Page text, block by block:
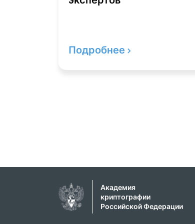
Подробнее
Академия
криптографии
Российской Федерации